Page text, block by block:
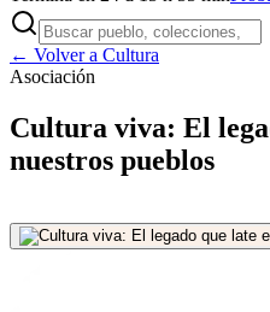
← Volver a Cultura
Asociación
Cultura viva: El
nuestros pueblos